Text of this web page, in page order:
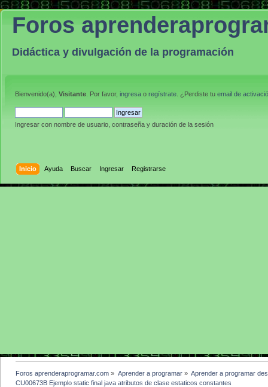
Foros
Didáctica y divulgación de la programación
Bienvenido(a), Visitante . Por favor, ingresa o regístrate . ¿Perdiste tu email de
Ingresar con nombre de usuario, contraseña y duración de la sesión
Inicio Ayuda Buscar Ingresar Registrarse
Foros aprenderaprogramar.com » Aprender a programar» Aprender a programar
CU00673B Ejemplo static final java atributos de clase estaticos constantes